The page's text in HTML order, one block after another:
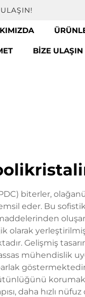
BIZE ULAŞIN
biterler,
eder. Bu
olarak
Gelişmiş
mühendislik
daha hızlı